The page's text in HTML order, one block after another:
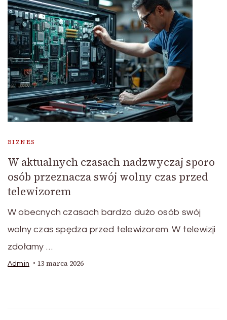
BIZNES
W aktualnych czasach nadzwyczaj sporo
osób przeznacza swój wolny czas przed
telewizorem
W obecnych czasach bardzo dużo osób swój
wolny czas spędza przed telewizorem. W telewizji
zdołamy …
Admin 13 marca 2026